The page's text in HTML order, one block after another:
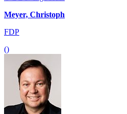
Meyer, Christoph
FDP
()